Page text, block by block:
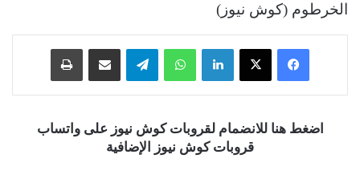
الخرطوم (كوش نيوز)
فيسبوك ‫X لينكدإن واتساب تيلقرام
اضغط هنا للانضمام لقروبات كوش نيوز على واتساب
قروبات كوش نيوز الإضافية